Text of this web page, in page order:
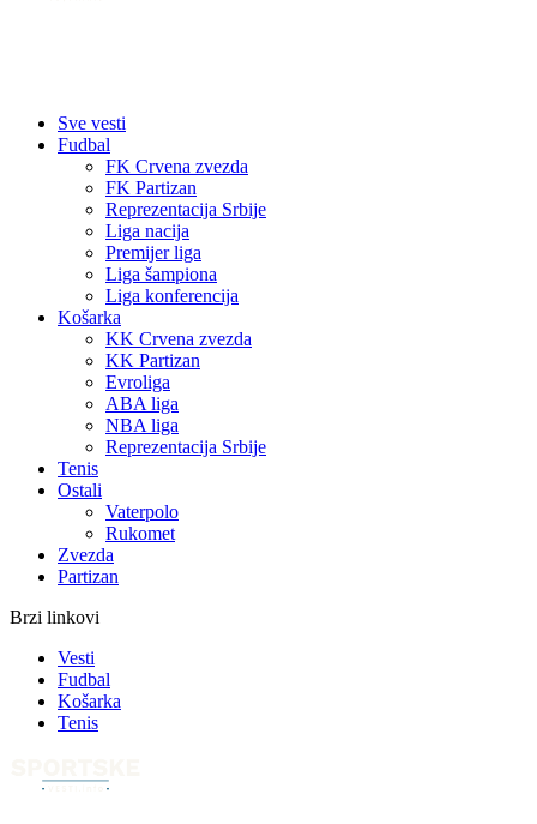
Sve vesti
Fudbal
FK Crvena zvezda
FK Partizan
Reprezentacija Srbije
Liga nacija
Premijer liga
Liga šampiona
Liga konferencija
Košarka
KK Crvena zvezda
KK Partizan
Evroliga
ABA liga
NBA liga
Reprezentacija Srbije
Tenis
Ostali
Vaterpolo
Rukomet
Zvezda
Partizan
Brzi linkovi
Vesti
Fudbal
Košarka
Tenis